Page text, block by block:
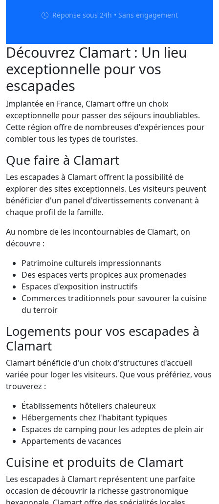
Réponse sous 24h • Sans engagement
Découvrez Clamart : Un lieu
exceptionnelle pour vos
escapades
Implantée en France, Clamart offre un choix
exceptionnelle pour passer des séjours inoubliables.
Cette région offre de nombreuses d'expériences pour
combler tous les types de touristes.
Que faire à Clamart
Les escapades à Clamart offrent la possibilité de
explorer des sites exceptionnels. Les visiteurs peuvent
bénéficier d'un panel d'divertissements convenant à
chaque profil de la famille.
Au nombre de les incontournables de Clamart, on
découvre :
Patrimoine culturels impressionnants
Des espaces verts propices aux promenades
Espaces d'exposition instructifs
Commerces traditionnels pour savourer la cuisine
du terroir
Logements pour vos escapades à
Clamart
Clamart bénéficie d'un choix d'structures d'accueil
variée pour loger les visiteurs. Que vous préfériez, vous
trouverez :
Établissements hôteliers chaleureux
Hébergements chez l'habitant typiques
Espaces de camping pour les adeptes de plein air
Appartements de vacances
Cuisine et produits de Clamart
Les escapades à Clamart représentent une parfaite
occasion de découvrir la richesse gastronomique